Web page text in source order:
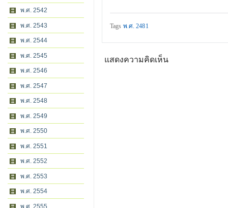
พ.ศ. 2542
พ.ศ. 2543
พ.ศ. 2544
พ.ศ. 2545
พ.ศ. 2546
พ.ศ. 2547
พ.ศ. 2548
พ.ศ. 2549
พ.ศ. 2550
พ.ศ. 2551
พ.ศ. 2552
พ.ศ. 2553
พ.ศ. 2554
พ.ศ. 2555
Tags พ.ศ. 2481
แสดงความคิดเห็น